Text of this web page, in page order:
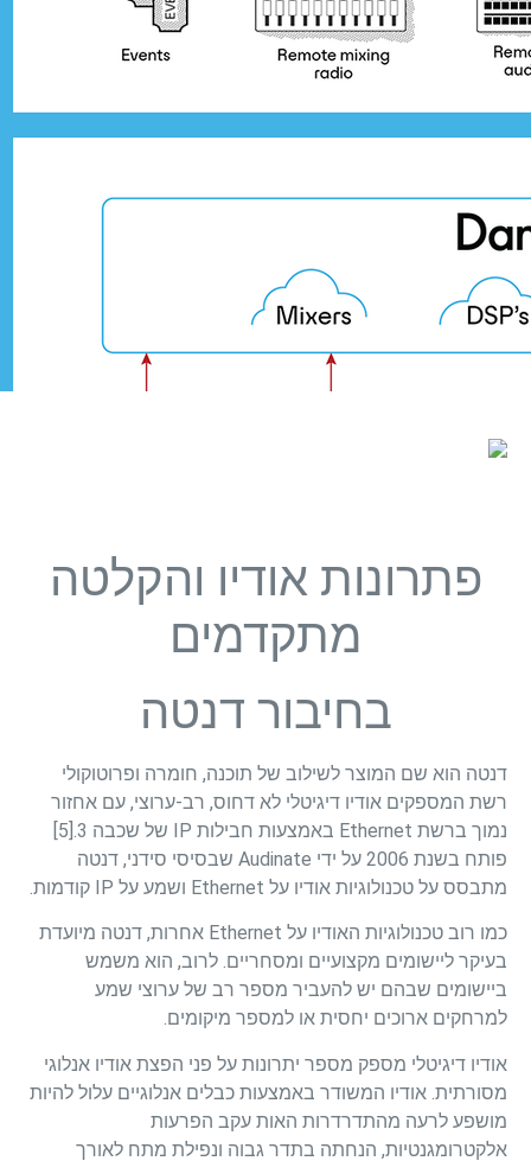
פתרונות אודיו והקלטה
מתקדמים
בחיבור דנטה
דנטה הוא שם המוצר לשילוב של תוכנה, חומרה ופרוטוקולי
רשת המספקים אודיו דיגיטלי לא דחוס, רב-ערוצי, עם אחזור
נמוך ברשת Ethernet באמצעות חבילות IP של שכבה 3.[5]
פותח בשנת 2006 על ידי Audinate שבסיסי סידני, דנטה
מתבסס על טכנולוגיות אודיו על Ethernet ושמע על IP קודמות.
כמו רוב טכנולוגיות האודיו על Ethernet אחרות, דנטה מיועדת
בעיקר ליישומים מקצועיים ומסחריים. לרוב, הוא משמש
ביישומים שבהם יש להעביר מספר רב של ערוצי שמע
למרחקים ארוכים יחסית או למספר מיקומים.
אודיו דיגיטלי מספק מספר יתרונות על פני הפצת אודיו אנלוגי
מסורתית. אודיו המשודר באמצעות כבלים אנלוגיים עלול להיות
מושפע לרעה מהתדרדרות האות עקב הפרעות
אלקטרומגנטיות, הנחתה בתדר גבוה ונפילת מתח לאורך